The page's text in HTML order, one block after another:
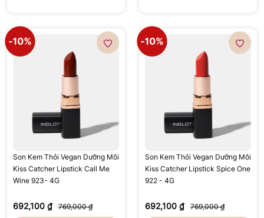
Son Kem Thỏi Vegan Dưỡng Môi
Kiss Catcher Lipstick Call Me
Wine 923- 4G
692,100 ₫ 769,000 ₫
Son Kem Thỏi Vegan Dưỡng Môi
Kiss Catcher Lipstick Spice One
922 - 4G
692,100 ₫ 769,000 ₫